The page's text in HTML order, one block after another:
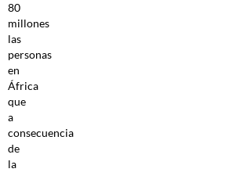
80
millones
las
personas
en
África
que
a
consecuencia
de
la